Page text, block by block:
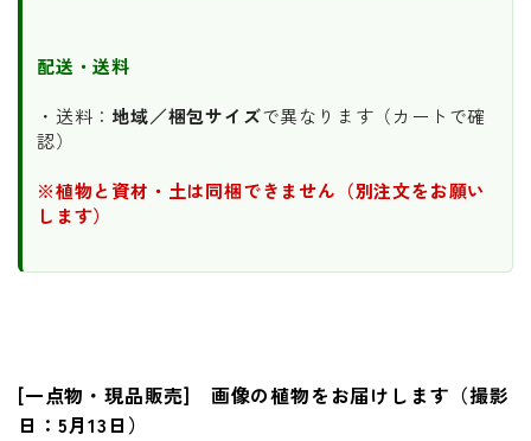
配送・送料
・送料： 地域／梱包サイズで異なります（カートで確
認）
※植物と資材・土は同梱できません（別注文をお願い
します）
[一点物・現品販売] 画像の植物をお届けします（撮影
日：5月13日）